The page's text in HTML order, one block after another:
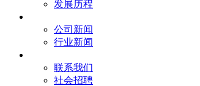
发展历程
公司新闻
行业新闻
联系我们
社会招聘